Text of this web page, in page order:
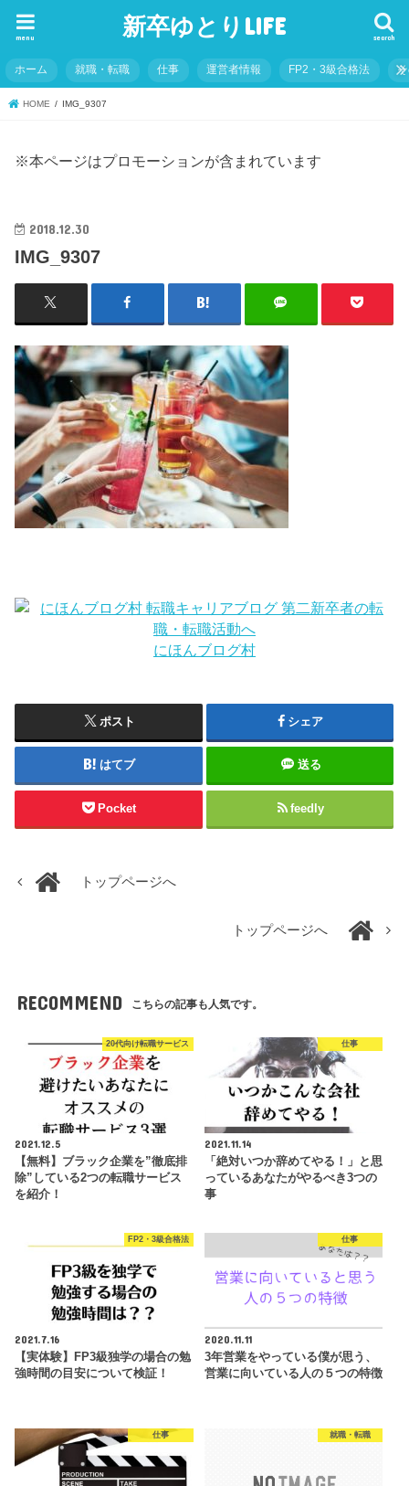
新卒ゆとりLIFE search
menu
ホーム 就職・転職 仕事 運営者情報 FP2・3級合格法
HOME IMG_9307
※本ページはプロモーションが含まれています
2018.12.30
IMG_9307
にほんブログ村
ポスト シェア
はてブ 送る
Pocket feedly
トップページへ
トップページへ
RECOMMEND こちらの記事も人気です。
20代向け転職サービス
2021.12.5
【無料】ブラック企業を”徹底排
除”している2つの転職サービス
を紹介！
仕事
2021.11.14
「絶対いつか辞めてやる！」と思
っているあなたがやるべき3つの
事
FP2・3級合格法
2021.7.16
【実体験】FP3級独学の場合の勉
強時間の目安について検証！
仕事
2020.11.11
3年営業をやっている僕が思う、
営業に向いている人の５つの特徴
仕事 就職・転職